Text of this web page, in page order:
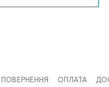
ПОВЕРНЕННЯ ОПЛАТА